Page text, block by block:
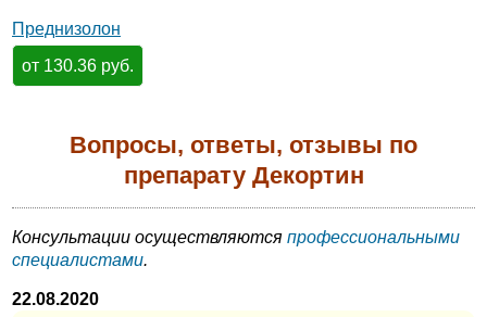
Преднизолон
от 130.36 руб.
Вопросы, ответы, отзывы по
препарату Декортин
Консультации осуществляются профессиональными
специалистами.
22.08.2020